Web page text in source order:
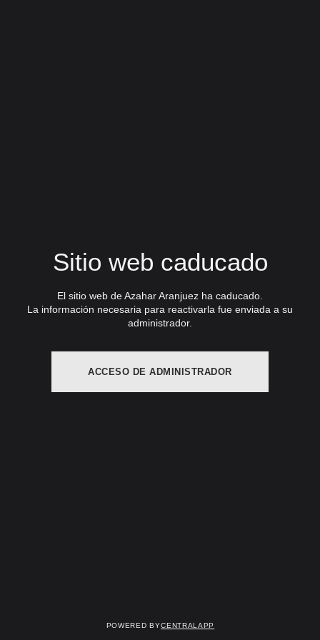
Sitio web caducado
El sitio web de Azahar Aranjuez ha caducado.
La información necesaria para reactivarla fue enviada a su
administrador.
ACCESO DE ADMINISTRADOR
Powered byCentralApp